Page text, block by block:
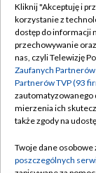
Abonament
Emisja w TVP
Centrum
Naziemna
Rada
Kliknij "Akceptuję i
korzystanie z
dostęp do informacji
przechowywanie
nas, czyli Telewizję
Zaufanych
Partnerów TVP (93
zautomatyzowanego
mierzenia ich
także zgody na
Twoje dane osobowe
poszczególnych